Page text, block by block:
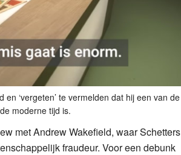
‘vergeten’ te vermelden dat hij een van de
moderne tijd is.
met Andrew Wakefield, waar Schetters
fraudeur. Voor een debunk